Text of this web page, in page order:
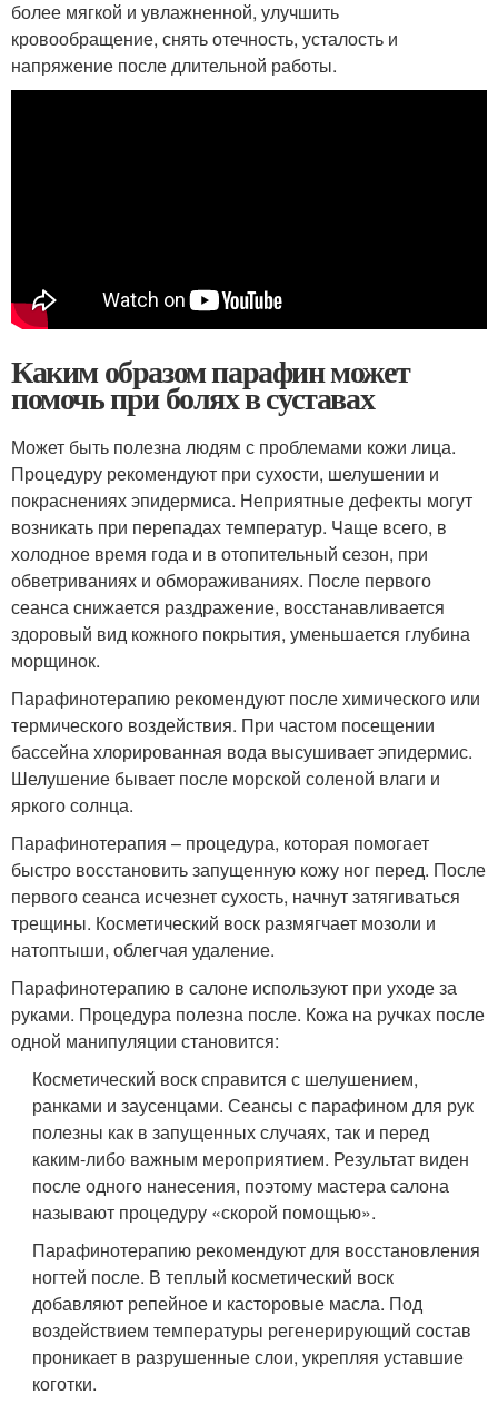
более мягкой и увлажненной, улучшить
кровообращение, снять отечность, усталость и
напряжение после длительной работы.
Каким образом парафин может
помочь при болях в суставах
Может быть полезна людям с проблемами кожи лица.
Процедуру рекомендуют при сухости, шелушении и
покраснениях эпидермиса. Неприятные дефекты могут
возникать при перепадах температур. Чаще всего, в
холодное время года и в отопительный сезон, при
обветриваниях и обмораживаниях. После первого
сеанса снижается раздражение, восстанавливается
здоровый вид кожного покрытия, уменьшается глубина
морщинок.
Парафинотерапию рекомендуют после химического или
термического воздействия. При частом посещении
бассейна хлорированная вода высушивает эпидермис.
Шелушение бывает после морской соленой влаги и
яркого солнца.
Парафинотерапия – процедура, которая помогает
быстро восстановить запущенную кожу ног перед. После
первого сеанса исчезнет сухость, начнут затягиваться
трещины. Косметический воск размягчает мозоли и
натоптыши, облегчая удаление.
Парафинотерапию в салоне используют при уходе за
руками. Процедура полезна после. Кожа на ручках после
одной манипуляции становится:
Косметический воск справится с шелушением,
ранками и заусенцами. Сеансы с парафином для рук
полезны как в запущенных случаях, так и перед
каким-либо важным мероприятием. Результат виден
после одного нанесения, поэтому мастера салона
называют процедуру «скорой помощью».
Парафинотерапию рекомендуют для восстановления
ногтей после. В теплый косметический воск
добавляют репейное и касторовые масла. Под
воздействием температуры регенерирующий состав
проникает в разрушенные слои, укрепляя уставшие
коготки.